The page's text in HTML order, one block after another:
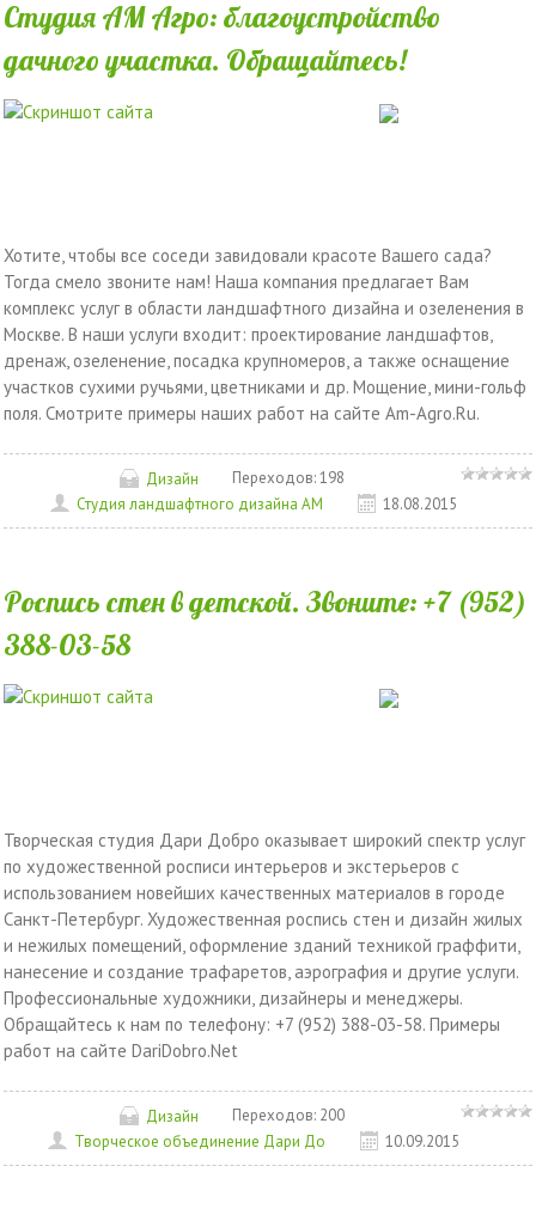
Студия АМ Агро: благоустройство
дачного участка. Обращайтесь!
Хотите, чтобы все соседи завидовали красоте Вашего сада?
Тогда смело звоните нам! Наша компания предлагает Вам
комплекс услуг в области ландшафтного дизайна и озеленения в
Москве. В наши услуги входит: проектирование ландшафтов,
дренаж, озеленение, посадка крупномеров, а также оснащение
участков сухими ручьями, цветниками и др. Мощение, мини-гольф
поля. Смотрите примеры наших работ на сайте Am-Agro.Ru.
Дизайн Переходов:198
Студия ландшафтного дизайна АМ
18.08.2015
Роспись стен в детской. Звоните: +7 (952)
388-03-58
Творческая студия Дари Добро оказывает широкий спектр услуг
по художественной росписи интерьеров и экстерьеров с
использованием новейших качественных материалов в городе
Санкт-Петербург. Художественная роспись стен и дизайн жилых
и нежилых помещений, оформление зданий техникой граффити,
нанесение и создание трафаретов, аэрография и другие услуги.
Профессиональные художники, дизайнеры и менеджеры.
Обращайтесь к нам по телефону: +7 (952) 388-03-58. Примеры
работ на сайте DariDobro.Net
Дизайн Переходов: 200
Творческое объединение Дари До
10.09.2015